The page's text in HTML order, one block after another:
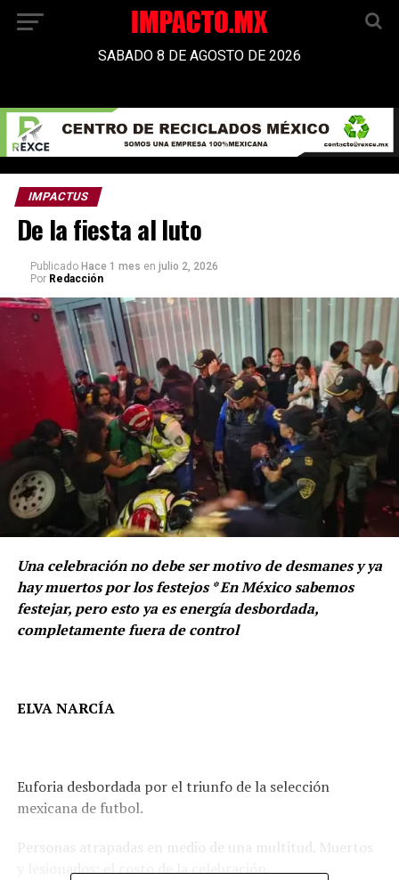
SABADO 8 DE AGOSTO DE 2026
IMPACTUS
De la fiesta al luto
Publicado Hace 1 mes en julio 2, 2026
Por Redacción
Una celebración no debe ser motivo de desmanes y ya
hay muertos por los festejos * En México sabemos
festejar, pero esto ya es energía desbordada,
completamente fuera de control
ELVA NARCÍA
Euforia desbordada por el triunfo de la selección
mexicana de futbol.
Personas atrapadas en medio de una multitud. Muertos
y lesionados: el costo de la celebración.